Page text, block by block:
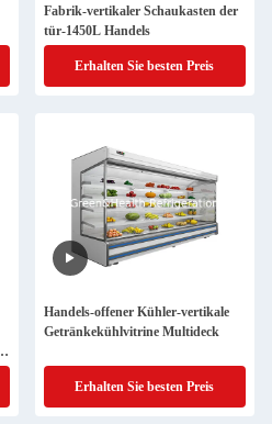
Fabrik-vertikaler Schaukasten der
tür-1450L Handels
Erhalten Sie besten Preis
Handels-offener Kühler-vertikale
Getränkekühlvitrine Multideck
Erhalten Sie besten Preis